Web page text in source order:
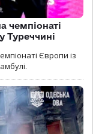
чемпіонаті
Туреччині
Європи із